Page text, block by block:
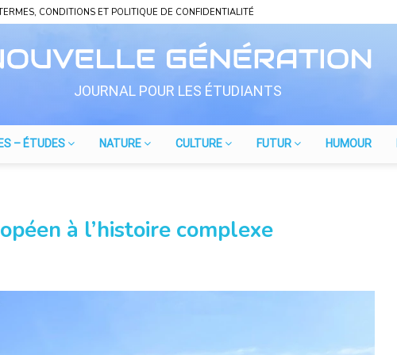
CONDITIONS ET POLITIQUE DE CONFIDENTIALITÉ
JOURNAL POUR LES ÉTUDIANTS
– ÉTUDES NATURE CULTURE FUTUR HUMOUR
à l’histoire complexe